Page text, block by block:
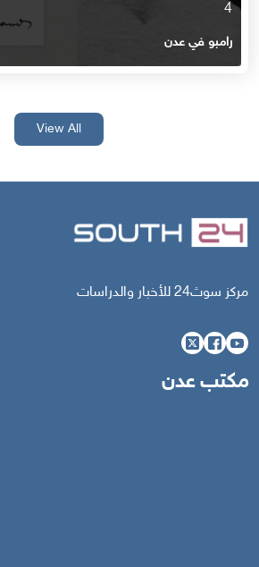
4
رامبو في عدن
View All
مركز سوث24 للأخبار والدراسات
مكتب عدن